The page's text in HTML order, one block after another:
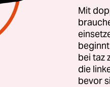
vom
Auslöser der
EU einheitliche
wie die
Mit
bei taz
die
bevor